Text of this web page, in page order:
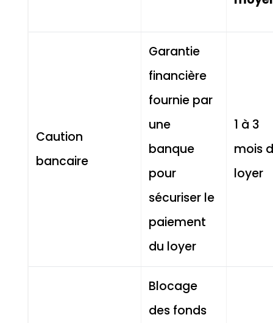
Caution
bancaire
Garantie
financière
fournie par
une
banque
pour
sécuriser le
paiement
du loyer
1 à 3
mois
loyer
Blocage
des fonds